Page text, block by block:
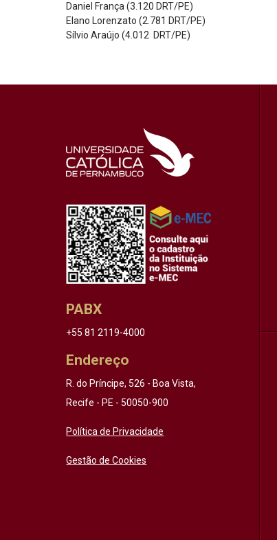
Daniel França (3.120 DRT/PE)
Elano Lorenzato (2.781 DRT/PE)
Sílvio Araújo (4.012 DRT/PE)
PABX
+55 81 2119-4000
Endereço
R. do Príncipe, 526 - Boa Vista,
Recife - PE - 50050-900
Política de Privacidade
Gestão de Cookies